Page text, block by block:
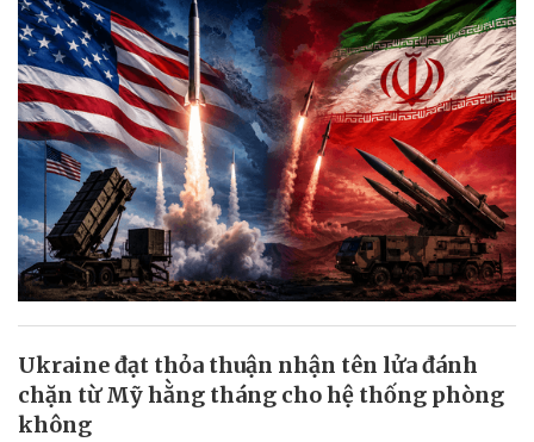
Ukraine đạt thỏa thuận nhận tên lửa đánh
chặn từ Mỹ hằng tháng cho hệ thống phòng
không